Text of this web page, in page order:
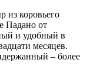
из коровьего
Падано от
и удобный в
месяцев.
– более